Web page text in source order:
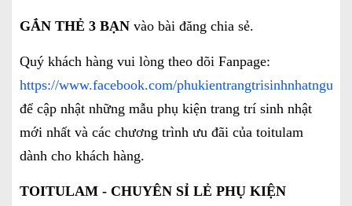
GẮN THẺ 3 BẠN vào bài đăng chia sẻ.
Quý khách hàng vui lòng theo dõi Fanpage:
https://www.facebook.com/
để cập nhật những mẫu phụ kiện trang trí sinh nhật
mới nhất và các chương trình ưu đãi của toitulam
dành cho khách hàng.
TOITULAM - CHUYÊN SỈ LẺ PHỤ KIỆN